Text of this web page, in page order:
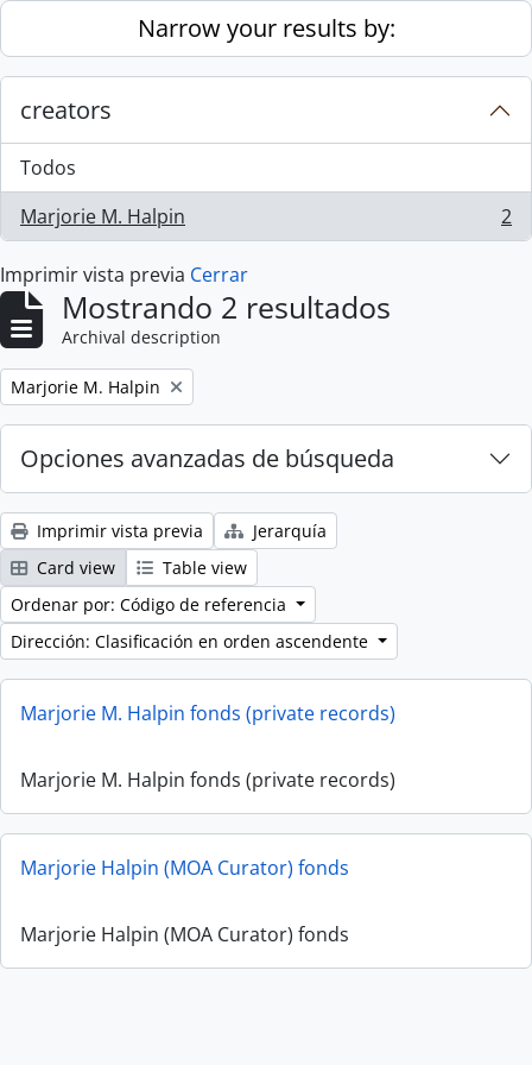
Skip to main contentNarrow your results by:
creators
Todos
Marjorie M. Halpin
, 2 resultados 2
Imprimir vista previa Cerrar
Mostrando 2 resultados
Archival description
Remove filter:
Marjorie M. Halpin
Opciones avanzadas de búsqueda
Imprimir vista previa
Jerarquía
Card view
Table view
Ordenar por: Código de referencia
Dirección: Clasificación en orden ascendente
Marjorie M. Halpin fonds (private records)
Marjorie M. Halpin fonds (private records)
Marjorie Halpin (MOA Curator) fonds
Marjorie Halpin (MOA Curator) fonds